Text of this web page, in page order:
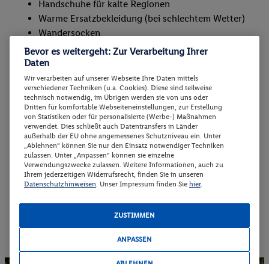
Handschuhe für kalte Regionen
Warme Ersatzbekleidung (bei schlechtem Wetter)
Wandersocken
Wasserflaschen (mit Trinksystem für Kinder)
Snacks wie Müsliriegel, Kekse, Obstriegel oder
Trockenfrüchte
Pausenbrot für längere Touren
Erste-Hilfe-Set
Sonnenschutz mit hohem Lichtschutzfaktor
Kinderfreundlicher Rucksack
Tragehilfe/Tragerucksack für kleinere Kinder
Wanderstöcke für Kinder, die individuell an die
Grösse anpassbar sind
Feuchttücher/Taschentücher
Ggf. Windeln für Kleinkinder
Bevor es weitergeht: Zur Verarbeitung Ihrer
Daten
Wir verarbeiten auf unserer Webseite Ihre Daten mittels
verschiedener Techniken (u.a. Cookies). Diese sind teilweise
technisch notwendig, im Übrigen werden sie von uns oder
Dritten für komfortable Webseiteneinstellungen, zur Erstellung
von Statistiken oder für personalisierte (Werbe-) Maßnahmen
verwendet. Dies schließt auch Datentransfers in Länder
außerhalb der EU ohne angemessenes Schutzniveau ein. Unter
„Ablehnen“ können Sie nur den Einsatz notwendiger Techniken
zulassen. Unter „Anpassen“ können sie einzelne
Verwendungszwecke zulassen. Weitere Informationen, auch zu
Ihrem jederzeitigen Widerrufsrecht, finden Sie in unseren
Datenschutzhinweisen . Unser Impressum finden Sie hier.
ZUSTIMMEN
ANPASSEN